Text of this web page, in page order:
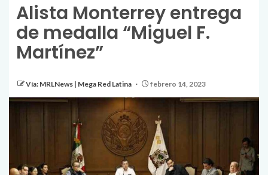
Alista Monterrey entrega
de medalla “Miguel F.
Martínez”
Vía: MRLNews | Mega Red Latina febrero 14, 2023